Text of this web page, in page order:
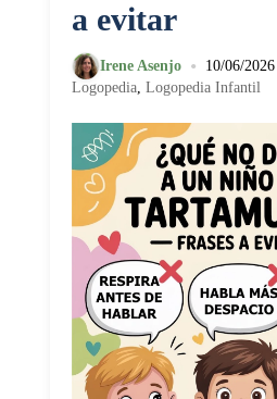
a evitar
Irene Asenjo • 10/06/2026
Logopedia, Logopedia Infantil